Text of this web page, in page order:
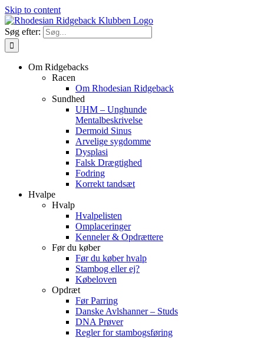
Skip to content
Søg efter:
Om Ridgebacks
Racen
Om Rhodesian Ridgeback
Sundhed
UHM – Unghunde
Mentalbeskrivelse
Dermoid Sinus
Arvelige sygdomme
Dysplasi
Falsk Drægtighed
Fodring
Korrekt tandsæt
Hvalpe
Hvalp
Hvalpelisten
Omplaceringer
Kenneler & Opdrættere
Før du køber
Før du køber hvalp
Stambog eller ej?
Købeloven
Opdræt
Før Parring
Danske Avlshanner – Studs
DNA Prøver
Regler for stambogsføring